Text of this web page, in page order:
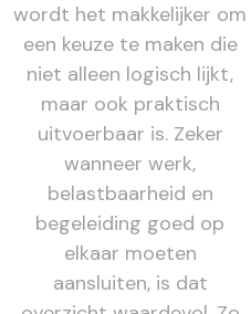
wordt het makkelijker om
een keuze te maken die
niet alleen logisch lijkt,
maar ook praktisch
uitvoerbaar is. Zeker
wanneer werk,
belastbaarheid en
begeleiding goed op
elkaar moeten
aansluiten, is dat